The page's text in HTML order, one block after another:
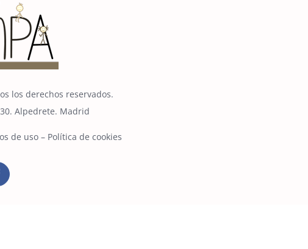
los derechos reservados.
Alpedrete. Madrid
de uso– Política de cookies